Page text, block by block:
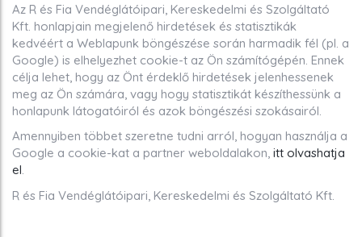
Az R és Fia Vendéglátóipari, Kereskedelmi és Szolgáltató
Kft. honlapjain megjelenő hirdetések és statisztikák
kedvéért a Weblapunk böngészése során harmadik fél (pl. a
Google) is elhelyezhet cookie-t az Ön számítógépén. Ennek
célja lehet, hogy az Önt érdeklő hirdetések jelenhessenek
meg az Ön számára, vagy hogy statisztikát készíthessünk a
honlapunk látogatóiról és azok böngészési szokásairól.
Amennyiben többet szeretne tudni arról, hogyan használja a
Google a cookie-kat a partner weboldalakon, itt olvashatja
el.
R és Fia Vendéglátóipari, Kereskedelmi és Szolgáltató Kft.